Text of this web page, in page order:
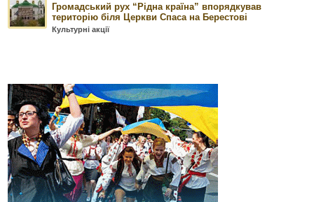
Громадський рух “Рідна країна” впорядкував
територію біля Церкви Спаса на Берестові
Культурні акції